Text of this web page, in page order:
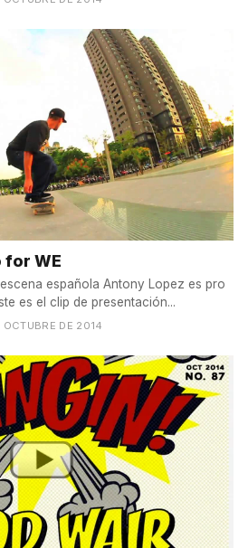
for WE
española Antony Lopez es pro
es el clip de presentación...
DE 2014